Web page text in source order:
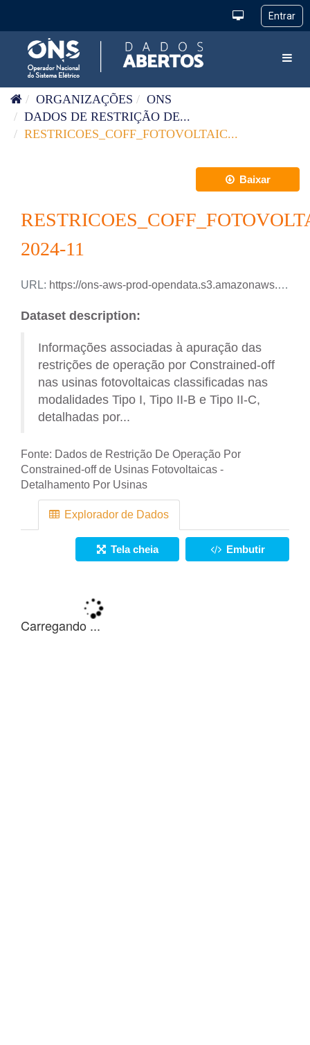
ORGANIZAÇÕES
ONS
DADOS DE RESTRIÇÃO DE...
RESTRICOES_COFF_FOTOVOLTAIC...
Baixar
2024-11
URL: https://ons-aws-prod-opendata.s3.amazonaws.com/dataset/restricao_coff_fotovoltaica_detail_tm/RESTRICAO_COFF_FOTOVOLTAICA_DETAIL_2024_11.csv
Dataset description:
Informações associadas à apuração das
restrições de operação por Constrained-off
nas usinas fotovoltaicas classificadas nas
modalidades Tipo I, Tipo II-B e Tipo II-C,
detalhadas por...
Fonte: Dados de Restrição De Operação Por
Constrained-off de Usinas Fotovoltaicas -
Detalhamento Por Usinas
Explorador de Dados
Tela cheia Embutir